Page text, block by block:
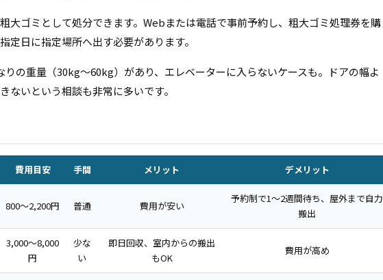
大ゴミとして処分できます。Webまたは電話で事前予約し、粗大ゴミ処理券を購
定日に指定場所へ出す必要があります。
りの重量（30kg〜60kg）があり、エレベーターに入らないケースも。ドアの幅よ
ないという相談も非常に多いです。
費用目安 手間 メリット デメリット
800〜2,200円 普通 費用が安い
予約制で1〜2週間待ち、屋外まで自力
搬出
3,000〜8,000
円
少な
い
即日回収、室内からの搬出
もOK
費用が高め